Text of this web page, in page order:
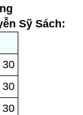
Sỹ Sách:
30
30
30